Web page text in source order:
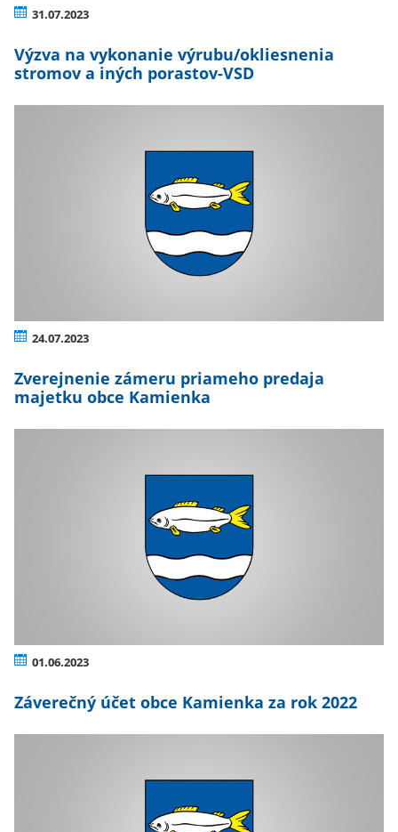
31.07.2023
Výzva na vykonanie výrubu/okliesnenia
stromov a iných porastov-VSD
24.07.2023
Zverejnenie zámeru priameho predaja
majetku obce Kamienka
01.06.2023
Záverečný účet obce Kamienka za rok 2022